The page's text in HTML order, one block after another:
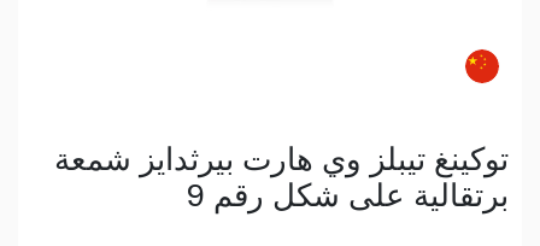
توكينغ تيبلز وي هارت بيرثدايز شمعة
برتقالية على شكل رقم 9